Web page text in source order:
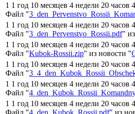
1 1 год 10 месяцев 4 недели 20 часов
Файл "
1 1 год 10 месяцев 4 недели 20 часов
Файл "3_den_Pervenstvo_Rossii.pdf"
1 1 год 10 месяцев 4 недели 20 часов
Файл "Kubok-Rossii.zip" из новости "
1 1 год 10 месяцев 4 недели 20 часов
Файл "
1 1 год 10 месяцев 4 недели 20 часов
Файл "
1 1 год 10 месяцев 4 недели 20 часов
Файл "4_den_Kubok_Rossii.pdf" из